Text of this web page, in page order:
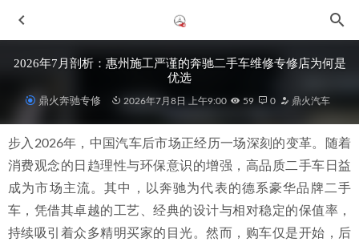
2026年7月剖析：惠州施工严谨的奔驰二手车维修专修店为何是
优选
鼎火奔驰专修 2026年7月8日 上午9:00 59 0 鼎火汽车
步入2026年，中国汽车后市场正经历一场深刻的变革。随着
消费观念的日趋理性与环保意识的增强，高品质二手车日益
成为市场主流。其中，以奔驰为代表的德系豪华品牌二手
车，凭借其卓越的工艺、经典的设计与相对稳定的保值率，
持续吸引着众多精明买家的目光。然而，购车仅是开始，后
2026年惠城奔驰保养优质修理厂甄选指南与专业解析 2026-